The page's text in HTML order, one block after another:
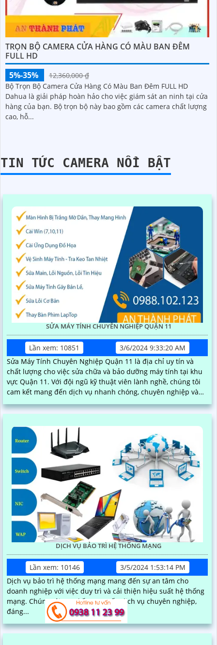
TRỌN BỘ CAMERA CỬA HÀNG CÓ MÀU BAN ĐÊM
FULL HD
5%-35%
12,360,000 ₫
Bộ Trọn Bộ Camera Cửa Hàng Có Màu Ban Đêm FULL HD
Dahua là giải pháp hoàn hảo cho việc giám sát an ninh tại cửa
hàng của bạn. Bộ trọn bộ này bao gồm các camera chất lượng
cao, hỗ...
TIN TỨC CAMERA NỔI BẬT
SỬA MÁY TÍNH CHUYÊN NGHIỆP QUẬN 11
Lần xem: 10851
3/6/2024 9:33:20 AM
Sửa Máy Tính Chuyên Nghiệp Quận 11 là địa chỉ uy tín và
chất lượng cho việc sửa chữa và bảo dưỡng máy tính tại khu
vực Quận 11. Với đội ngũ kỹ thuật viên lành nghề, chúng tôi
cam kết mang đến dịch vụ nhanh chóng, chuyên nghiệp và
hiệu quả
DỊCH VỤ BẢO TRÌ HỆ THỐNG MẠNG
Lần xem: 10146
3/5/2024 1:53:14 PM
Dịch vụ bảo trì hệ thống mạng mang đến sự an tâm cho
doanh nghiệp với việc duy trì và cải thiện hiệu suất hệ thống
mạng. Chúng tôi cam kết cung cấp dịch vụ chuyên nghiệp,
đáng...